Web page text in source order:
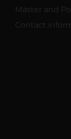
Master and
Contact